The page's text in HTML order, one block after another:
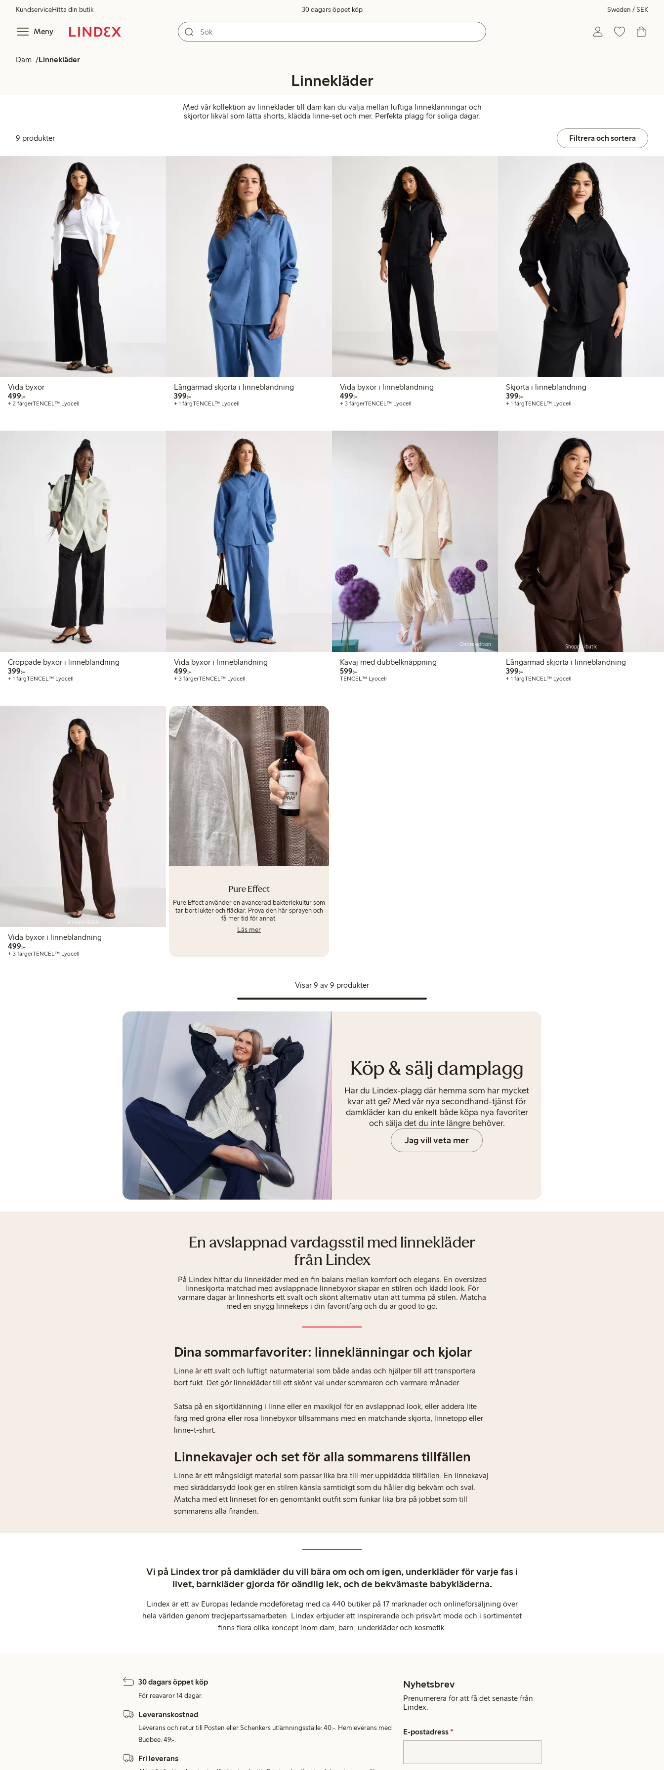
KundserviceHitta din butik 30 dagars öppet köp Sweden / SEK
Meny
Dam Linnekläder
Linnekläder
Med vår kollektion av linnekläder till dam kan du välja mellan luftiga linneklänningar och
skjortor likväl som lätta shorts, klädda linne-set och mer. Perfekta plagg för soliga dagar.
9 produkter Filtrera och sortera
Vida byxor
499:-499,00 kr
+ 2 färgerTENCEL™ Lyocell
Långärmad skjorta i linneblandning
399:-399,00 kr
+ 1 färgTENCEL™ Lyocell
Vida byxor i linneblandning
499:-499,00 kr
+ 3 färgerTENCEL™ Lyocell
Skjorta i linneblandning
399:-399,00 kr
+ 1 färgTENCEL™ Lyocell
Croppade byxor i linneblandning
399:-399,00 kr
+ 1 färgTENCEL™ Lyocell
Vida byxor i linneblandning
499:-499,00 kr
+ 3 färgerTENCEL™ Lyocell
Online edition
Kavaj med dubbelknäppning
599:-599,00 kr
TENCEL™ Lyocell
Shoppa i butik
Långärmad skjorta i linneblandning
399:-399,00 kr
+ 1 färgTENCEL™ Lyocell
Shoppa i butik
Vida byxor i linneblandning
499:-499,00 kr
+ 3 färgerTENCEL™ Lyocell
Pure Effect
Pure Effect använder en avancerad bakteriekultur som
tar bort lukter och fläckar. Prova den här sprayen och
få mer tid för annat.
Läs mer
Visar 9 av 9 produkter
Köp & sälj damplagg
Har du Lindex-plagg där hemma som har mycket
kvar att ge? Med vår nya secondhand-tjänst för
damkläder kan du enkelt både köpa nya favoriter
och sälja det du inte längre behöver.
Jag vill veta mer
En avslappnad vardagsstil med linnekläder
från Lindex
På Lindex hittar du linnekläder med en fin balans mellan komfort och elegans. En oversized
linneskjorta matchad med avslappnade linnebyxor skapar en stilren och klädd look. För
varmare dagar är linneshorts ett svalt och skönt alternativ utan att tumma på stilen. Matcha
med en snygg linnekeps i din favoritfärg och du är good to go.
Dina sommarfavoriter: linneklänningar och kjolar
Linne är ett svalt och luftigt naturmaterial som både andas och hjälper till att transportera
bort fukt. Det gör linnekläder till ett skönt val under sommaren och varmare månader.
Satsa på en skjortklänning i linne eller en maxikjol för en avslappnad look, eller addera lite
färg med gröna eller rosa linnebyxor tillsammans med en matchande skjorta, linnetopp eller
linne-t-shirt.
Linnekavajer och set för alla sommarens tillfällen
Linne är ett mångsidigt material som passar lika bra till mer uppklädda tillfällen. En linnekavaj
med skräddarsydd look ger en stilren känsla samtidigt som du håller dig bekväm och sval.
Matcha med ett linneset för en genomtänkt outfit som funkar lika bra på jobbet som till
sommarens alla firanden.
Vi på Lindex tror på damkläder du vill bära om och om igen, underkläder för varje fas i
livet, barnkläder gjorda för oändlig lek, och de bekvämaste babykläderna.
Lindex är ett av Europas ledande modeföretag med ca 440 butiker på 17 marknader och onlineförsäljning över
hela världen genom tredjepartssamarbeten. Lindex erbjuder ett inspirerande och prisvärt mode och i sortimentet
finns flera olika koncept inom dam, barn, underkläder och kosmetik.
30 dagars öppet köp
För reavaror 14 dagar.
Leveranskostnad
Leverans och retur till Posten eller Schenkers utlämningsställe: 40:-. Hemleverans med
Budbee: 49:-.
Fri leverans
Nyhetsbrev
Prenumerera för att få det senaste från
Lindex.
E-postadress *